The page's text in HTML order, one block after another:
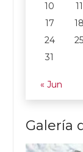
10
11
17
18
24
25
31
« Jun
Galería